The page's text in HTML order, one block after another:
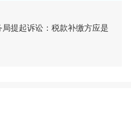
开展销售！
提起诉讼：税款补缴方应是